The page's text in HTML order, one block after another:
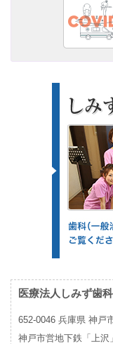
医療法人しみず歯
652-0046 兵庫県 神戸
神戸市営地下鉄「上沢